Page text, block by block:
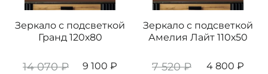
Зеркало с подсветкой
Гранд 120х80
14 070 ₽
9 100 ₽
Зеркало с подсветкой
Амелия Лайт 110х50
7 520 ₽
4 800 ₽